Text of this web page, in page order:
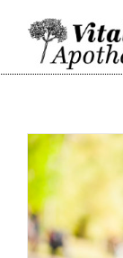
content